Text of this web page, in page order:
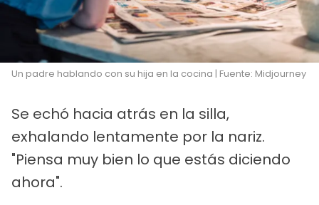
Un padre hablando con su hija en la cocina | Fuente: Midjourney
Se echó hacia atrás en la silla,
exhalando lentamente por la nariz.
"Piensa muy bien lo que estás diciendo
ahora".